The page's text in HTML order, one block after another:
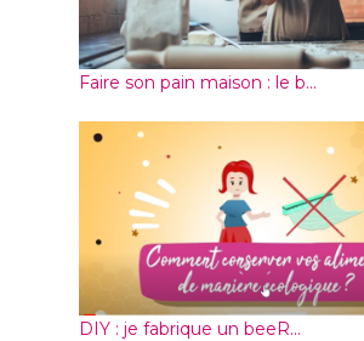
Faire son pain maison : le b...
DIY : je fabrique un beeR...